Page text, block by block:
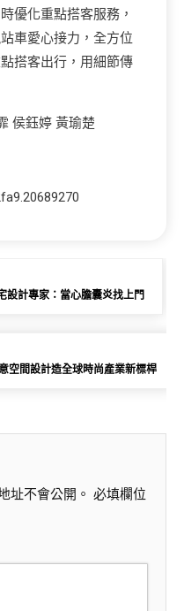
優化重點搭客服務，
車愛心接力，全方位
搭客出行，用細節傳
侯鈺婷 黃瑜楚
設計專家：當心膽囊炎找上門
空間設計造全球時尚產業新標桿
址不會公開。 必填欄位